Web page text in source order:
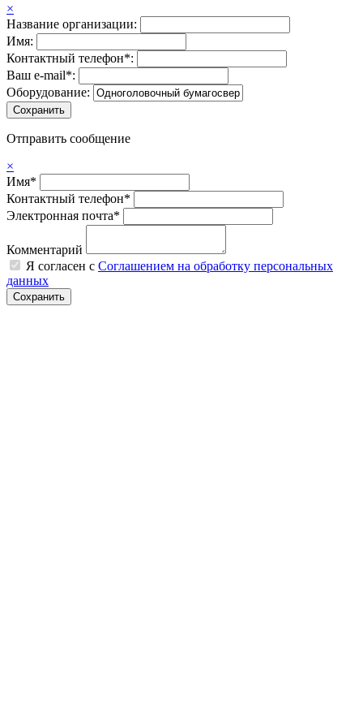
×
Название организации:
Имя:
Контактный телефон*:
Ваш e-mail*:
Оборудование:
Отправить сообщение
×
Имя*
Контактный телефон*
Электронная почта*
Комментарий
Я согласен с Соглашением на обработку персональных
данных